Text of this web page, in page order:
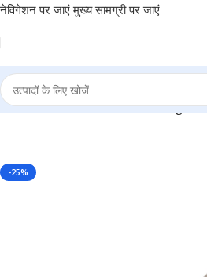
नेविगेशन पर जाएं मुख्य सामग्री पर जाएं
Ball Pen – For Office, College,
-25%